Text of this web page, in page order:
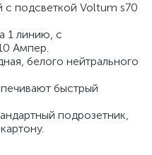
с подсветкой Voltum s70
1 линию, с
Ампер.
белого нейтрального
быстрый
подрозетник,